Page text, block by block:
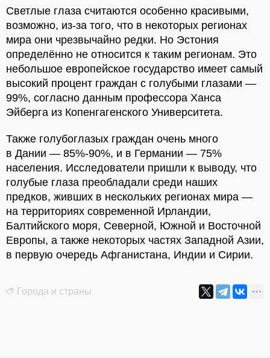
Светлые глаза считаются особенно красивыми,
возможно, из-за того, что в некоторых регионах
мира они чрезвычайно редки. Но Эстония
определённо не относится к таким регионам. Это
небольшое европейское государство имеет самый
высокий процент граждан с голубыми глазами —
99%, согласно данным профессора Ханса
Эйберга из Копенгагенского Университета.
Также голубоглазых граждан очень много
в Дании — 85%-90%, и в Германии — 75%
населения. Исследователи пришли к выводу, что
голубые глаза преобладали среди наших
предков, живших в нескольких регионах мира —
на территориях современной Ирландии,
Балтийского моря, Северной, Южной и Восточной
Европы, а также некоторых частях Западной Азии,
в первую очередь Афганистана, Индии и Сирии.
Города и страны